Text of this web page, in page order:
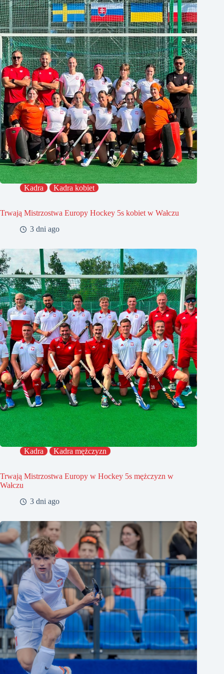
Kadra Kadra kobiet
Trwają Mistrzostwa Europy Hockey 5s kobiet w Wałczu
3 dni ago
Kadra Kadra mężczyzn
Trwają Mistrzostwa Europy w Hockey 5s mężczyzn w
Wałczu
3 dni ago